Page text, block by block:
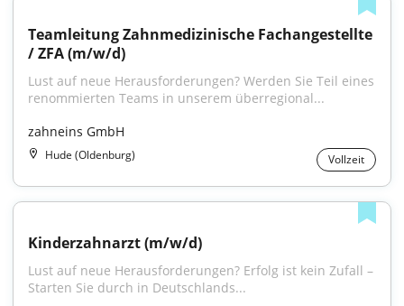
Teamleitung Zahnmedizinische Fachangestellte
/ ZFA (m/w/d)
Lust auf neue Herausforderungen? Werden Sie Teil eines
renommierten Teams in unserem überregional...
zahneins GmbH
Hude (Oldenburg) Vollzeit
Kinderzahnarzt (m/w/d)
Lust auf neue Herausforderungen? Erfolg ist kein Zufall –
Starten Sie durch in Deutschlands...